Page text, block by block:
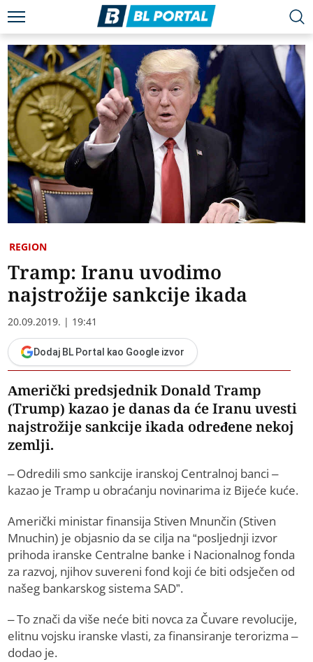
REGION
Tramp: Iranu uvodimo
najstrožije sankcije ikada
20.09.2019. | 19:41
Dodaj BL Portal kao Google izvor
Američki predsjednik Donald Tramp
(Trump) kazao je danas da će Iranu uvesti
najstrožije sankcije ikada određene nekoj
zemlji.
– Odredili smo sankcije iranskoj Centralnoj banci –
kazao je Tramp u obraćanju novinarima iz Bijeće kuće.
Američki ministar finansija Stiven Mnunčin (Stiven
Mnuchin) je objasnio da se cilja na “posljednji izvor
prihoda iranske Centralne banke i Nacionalnog fonda
za razvoj, njihov suvereni fond koji će biti odsječen od
našeg bankarskog sistema SAD”.
– To znači da više neće biti novca za Čuvare revolucije,
elitnu vojsku iranske vlasti, za finansiranje terorizma –
dodao je.